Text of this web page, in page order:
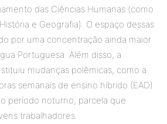
das Ciências Humanas (como
e Geografia). O espaço dessas
por uma concentração ainda maior
Portuguesa. Além disso, a
mudanças polêmicas, como a
semanais de ensino híbrido (EAD)
período noturno, parcela que
trabalhadores.